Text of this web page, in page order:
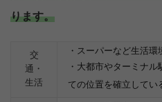
ります。
交
通・
生活
・スーパーなど生活環
・大都市やターミナ
ての位置を確立してい